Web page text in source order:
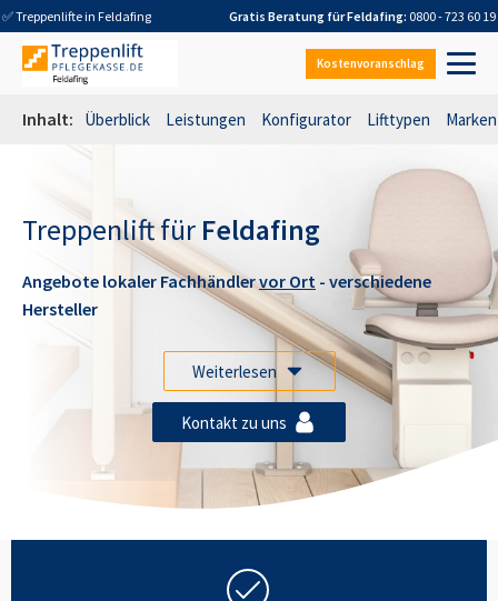
✅ Treppenlifte in Feldafing Gratis Beratung fürFeldafing: 0800 - 723 60 19
Kostenvoranschlag
Inhalt: Überblick Leistungen Konfigurator Lifttypen Marken
Treppenlift für Feldafing
Angebote lokaler Fachhändlervor Ort - verschiedene
Hersteller
Weiterlesen
Kontakt zu uns